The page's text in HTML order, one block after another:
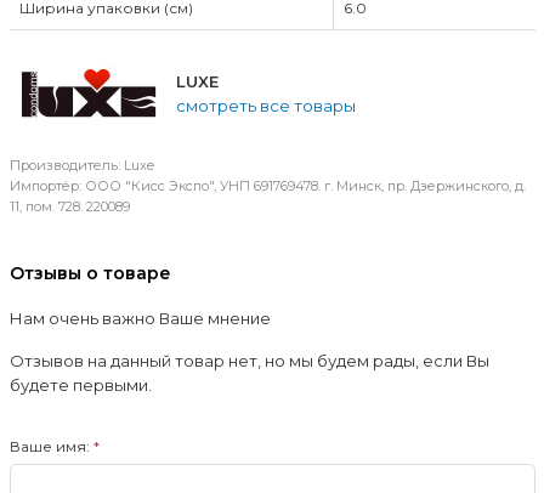
Ширина упаковки (см) 6.0
LUXE
смотреть все товары
Производитель: Luxe
Импортёр: ООО "Кисс Экспо", УНП 691769478. г. Минск, пр. Дзержинского, д.
11, пом. 728. 220089
Отзывы о товаре
Нам очень важно Ваше мнение
Отзывов на данный товар нет, но мы будем рады, если Вы
будете первыми.
Ваше имя: